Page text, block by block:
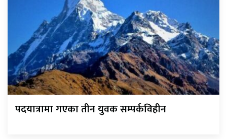
पदयात्रामा गएका तीन युवक सम्पर्कविहीन